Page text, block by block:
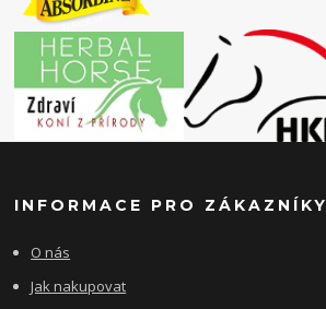
INFORMACE PRO ZÁKAZNÍKY
O nás
Jak nakupovat